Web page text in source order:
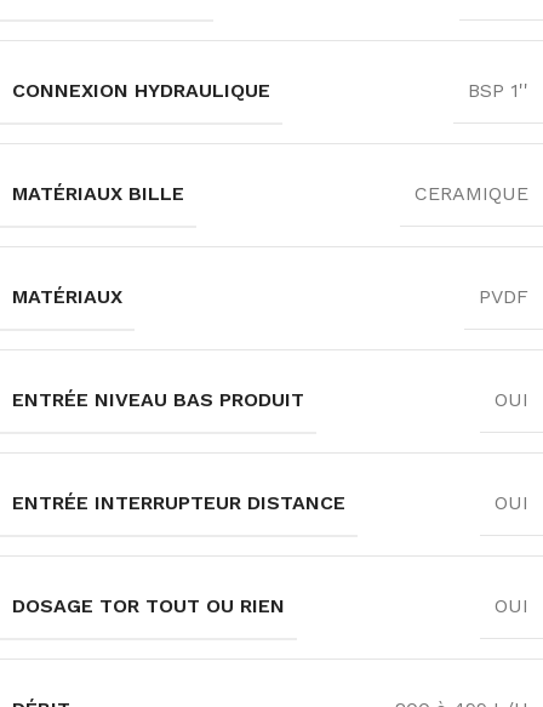
CONNEXION HYDRAULIQUE BSP 1''
MATÉRIAUX BILLE CERAMIQUE
MATÉRIAUX PVDF
ENTRÉE NIVEAU BAS PRODUIT OUI
ENTRÉE INTERRUPTEUR DISTANCE OUI
DOSAGE TOR TOUT OU RIEN OUI